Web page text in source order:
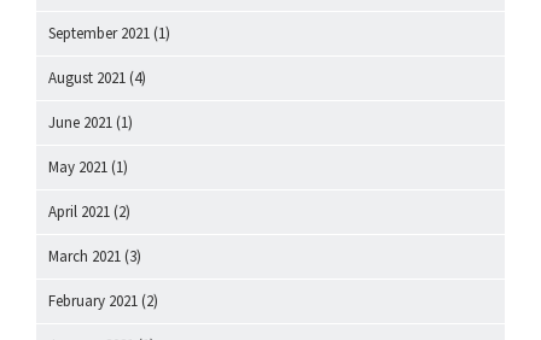
September 2021 (1)
August 2021 (4)
June 2021 (1)
May 2021 (1)
April 2021 (2)
March 2021 (3)
February 2021 (2)